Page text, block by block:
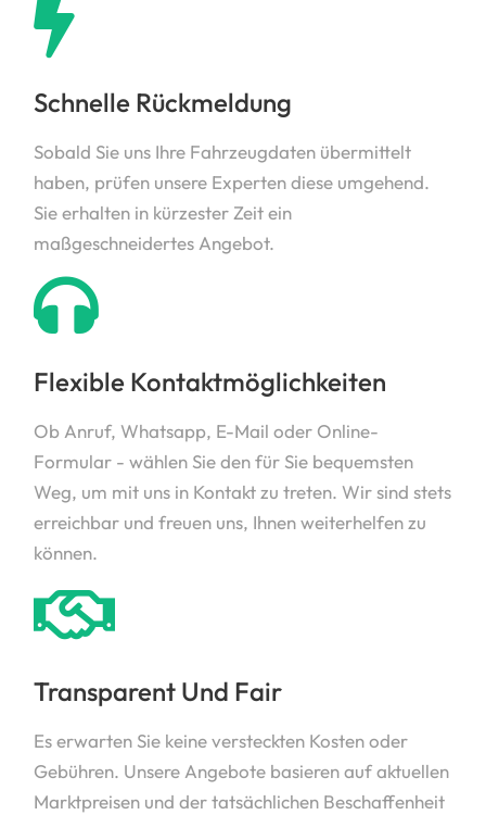
Schnelle Rückmeldung
Sobald Sie uns Ihre Fahrzeugdaten übermittelt
haben, prüfen unsere Experten diese umgehend.
Sie erhalten in kürzester Zeit ein
maßgeschneidertes Angebot.
Flexible Kontaktmöglichkeiten
Ob Anruf, Whatsapp, E-Mail oder Online-
Formular - wählen Sie den für Sie bequemsten
Weg, um mit uns in Kontakt zu treten. Wir sind stets
erreichbar und freuen uns, Ihnen weiterhelfen zu
können.
Transparent Und Fair
Es erwarten Sie keine versteckten Kosten oder
Gebühren. Unsere Angebote basieren auf aktuellen
Marktpreisen und der tatsächlichen Beschaffenheit